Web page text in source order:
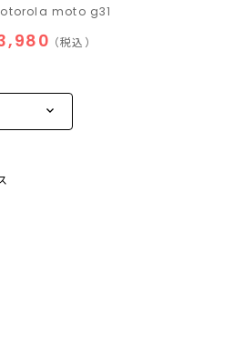
moto g31
（税込）